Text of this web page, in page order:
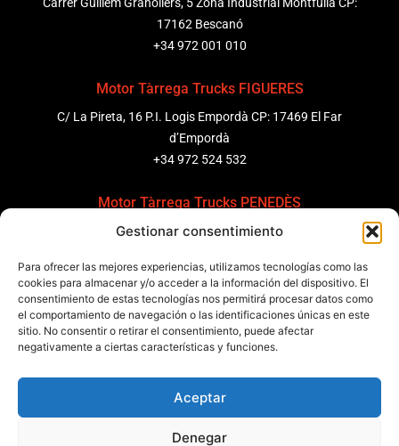
Gestionar consentimiento
Para ofrecer las mejores experiencias, utilizamos tecnologías como las
cookies para almacenar y/o acceder a la información del dispositivo. El
consentimiento de estas tecnologías nos permitirá procesar datos como
el comportamiento de navegación o las identificaciones únicas en este
sitio. No consentir o retirar el consentimiento, puede afectar
negativamente a ciertas características y funciones.
Aceptar
Denegar
17162 Bescanó
+34 972 001 010
Motor Tàrrega Trucks FIGUERES
C/ La Pireta, 16 P.I. Logis Empordà CP: 17469 El Far
d’Empordà
+34 972 524 532
Motor Tàrrega Trucks PENEDÈS
C/ Ponent 8, Pol. Ind. Sant Pere Molanta, CP: 08799
+34 931 69 11 91
Motor Tàrrega Trucks BARCELONA
Zona Franca, Carrer E, s/n 08040 Barcelona, España